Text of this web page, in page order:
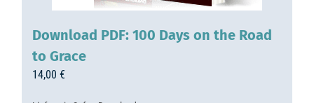
Download PDF: 100 Days on the Road
to Grace
14,00 €